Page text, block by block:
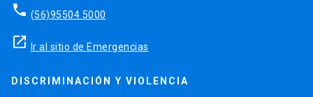
phone (56)95504 5000
launch Ir al sitio de Emergencias
DISCRIMINACIÓN Y VIOLENCIA